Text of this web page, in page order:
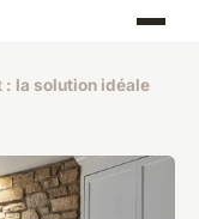
la solution idéale